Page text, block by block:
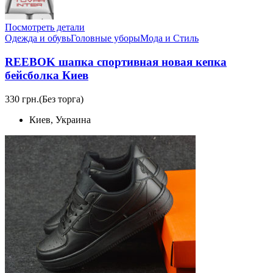
Посмотреть детали
Одежда и обувьГоловные уборыМода и Стиль
REEBOK шапка спортивная новая кепка
бейсболка Киев
330 грн.(Без торга)
Киев, Украина